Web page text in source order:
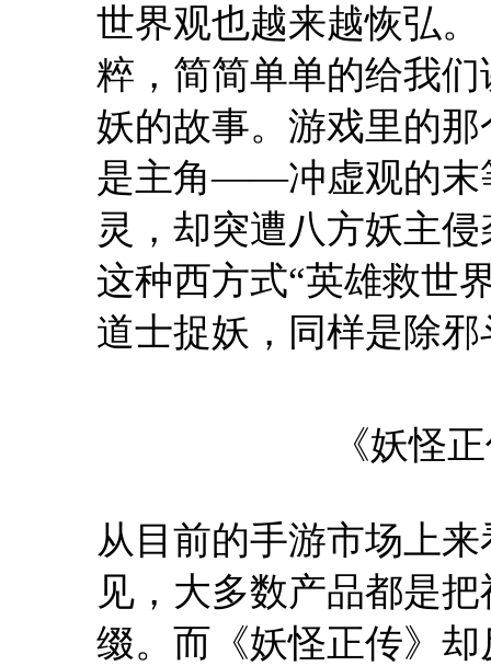
世界观也越来越恢弘
粹，简简单单的给我
妖的故事。游戏里的
是主角——冲虚观的末
灵，却突遭八方妖主
这种西方式“英雄救世
道士捉妖，同样是除
《妖怪
从目前的手游市场上
见，大多数产品都是
缀。而《妖怪正传》